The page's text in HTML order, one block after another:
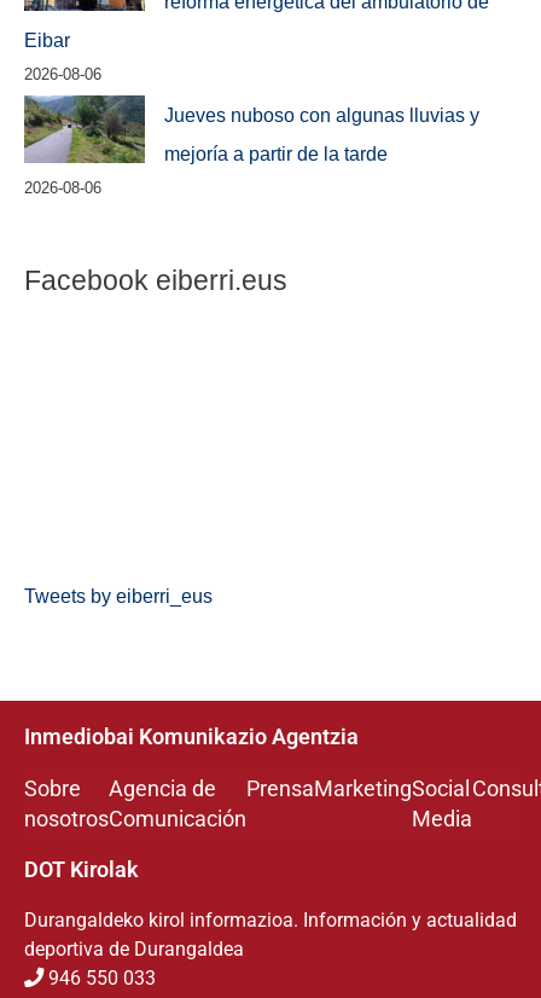
Eibar
2026-08-06
Jueves nuboso con algunas lluvias y
mejoría a partir de la tarde
2026-08-06
Facebook eiberri.eus
Tweets by eiberri_eus
Inmediobai Komunikazio Agentzia
Sobre
nosotros
Agencia de
Comunicación
PrensaMarketingSocial
Media
DOT Kirolak
Durangaldeko kirol informazioa. Información y actualidad
deportiva de Durangaldea
946 550 033